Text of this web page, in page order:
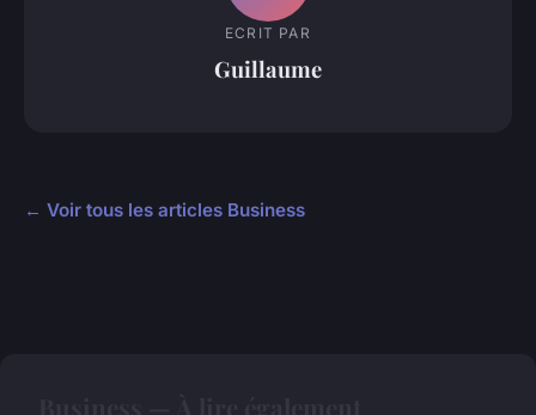
ECRIT PAR
Guillaume
← Voir tous les articles Business